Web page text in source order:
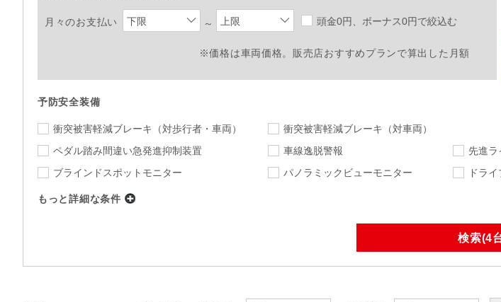
月々のお支払い 下限 ～ 上限 頭金0円、ボーナス0円で絞込む
※価格は車両価格。販売店おすすめプランで算出した月額
予防安全装備
衝突被害軽減ブレーキ （対歩行者・車両）
衝突被害軽減ブレーキ（対車両）
ペダル踏み間違い急発進抑制装置
車線逸脱警報
先進ラ
ブラインドスポットモニター
パノラミックビューモニター ドラ
もっと詳細な条件
走行距離 指定なし